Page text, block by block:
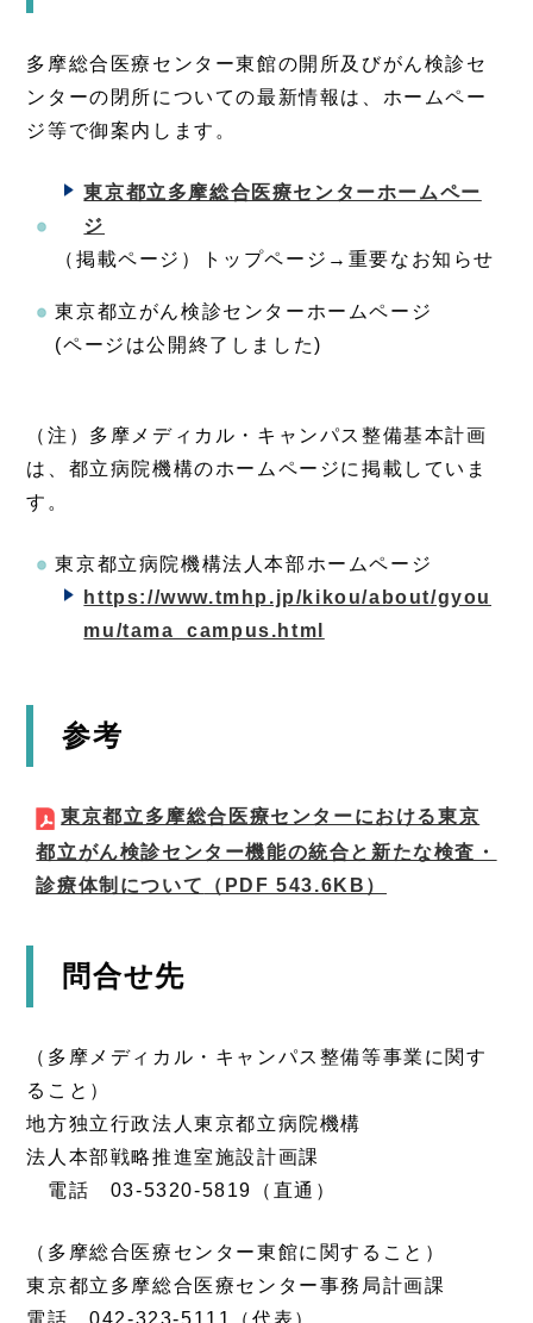
多摩総合医療センター東館の開所及びがん検診セ
ンターの閉所についての最新情報は、ホームペー
ジ等で御案内します。
東京都立多摩総合医療センターホームペー
ジ
（掲載ページ）トップページ→重要なお知らせ
東京都立がん検診センターホームページ
(ページは公開終了しました)
（注）多摩メディカル・キャンパス整備基本計画
は、都立病院機構のホームページに掲載していま
す。
東京都立病院機構法人本部ホームページ
https://www.tmhp.jp/kikou/about/gyou
mu/tama_campus.html
参考
東京都立多摩総合医療センターにおける東京
都立がん検診センター機能の統合と新たな検査・
診療体制について
（PDF 543.6KB）
問合せ先
（多摩メディカル・キャンパス整備等事業に関す
ること）
地方独立行政法人東京都立病院機構
法人本部戦略推進室施設計画課
電話 03‐5320‐5819（直通）
（多摩総合医療センター東館に関すること）
東京都立多摩総合医療センター事務局計画課